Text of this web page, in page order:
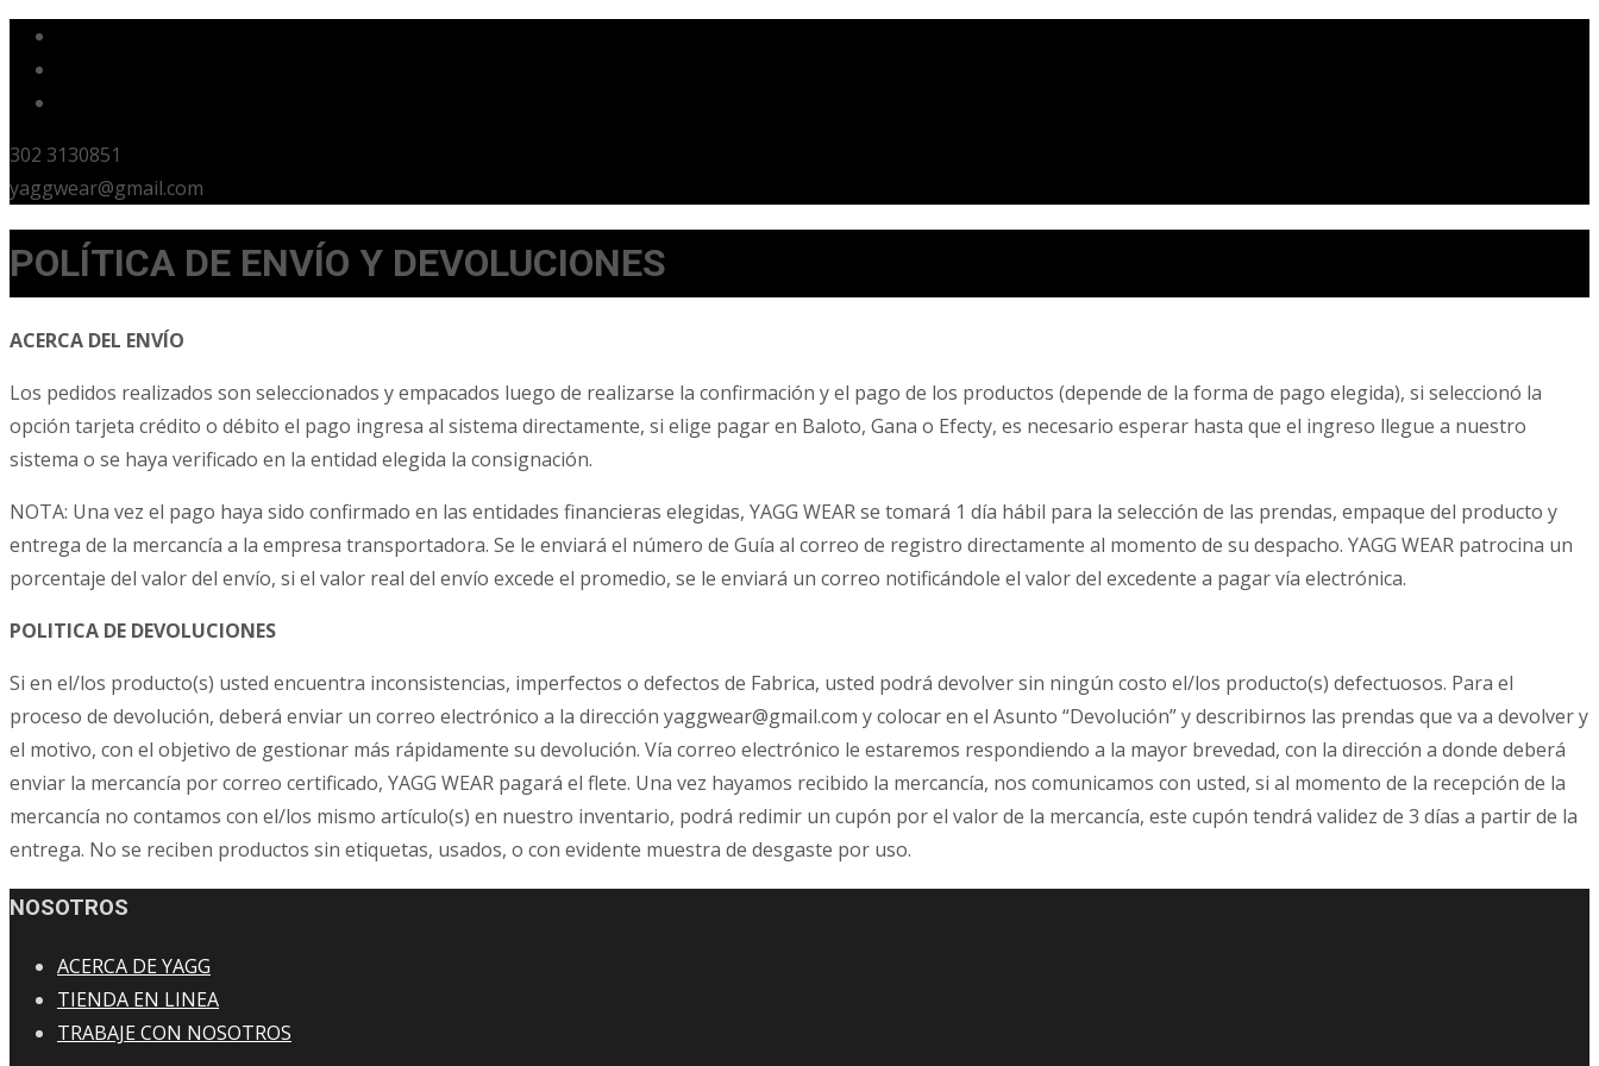
302 3130851
yaggwear@gmail.com
POLÍTICA DE ENVÍO Y DEVOLUCIONES
ACERCA DEL ENVÍO
Los pedidos realizados son seleccionados y empacados luego de realizarse la confirmación y el pago de los productos (depende de la forma de pago elegida), si seleccionó la
opción tarjeta crédito o débito el pago ingresa al sistema directamente, si elige pagar en Baloto, Gana o Efecty, es necesario esperar hasta que el ingreso llegue a nuestro
sistema o se haya verificado en la entidad elegida la consignación.
NOTA: Una vez el pago haya sido confirmado en las entidades financieras elegidas, YAGG WEAR se tomará 1 día hábil para la selección de las prendas, empaque del producto y
entrega de la mercancía a la empresa transportadora. Se le enviará el número de Guía al correo de registro directamente al momento de su despacho. YAGG WEAR patrocina un
porcentaje del valor del envío, si el valor real del envío excede el promedio, se le enviará un correo notificándole el valor del excedente a pagar vía electrónica.
POLITICA DE DEVOLUCIONES
Si en el/los producto(s) usted encuentra inconsistencias, imperfectos o defectos de Fabrica, usted podrá devolver sin ningún costo el/los producto(s) defectuosos. Para el
proceso de devolución, deberá enviar un correo electrónico a la dirección yaggwear@gmail.com y colocar en el Asunto “Devolución” y describirnos las prendas que va a devolver y
el motivo, con el objetivo de gestionar más rápidamente su devolución. Vía correo electrónico le estaremos respondiendo a la mayor brevedad, con la dirección a donde deberá
enviar la mercancía por correo certificado, YAGG WEAR pagará el flete. Una vez hayamos recibido la mercancía, nos comunicamos con usted, si al momento de la recepción de la
mercancía no contamos con el/los mismo artículo(s) en nuestro inventario, podrá redimir un cupón por el valor de la mercancía, este cupón tendrá validez de 3 días a partir de la
entrega. No se reciben productos sin etiquetas, usados, o con evidente muestra de desgaste por uso.
NOSOTROS
ACERCA DE YAGG
TIENDA EN LINEA
TRABAJE CON NOSOTROS